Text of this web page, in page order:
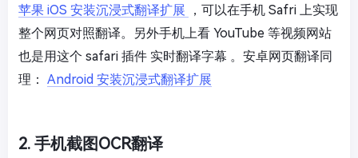
苹果 iOS 安装沉浸式翻译扩展
，可以在手机 Safri 上实现
整个网页对照翻译。另外手机上看 YouTube 等视频网站
也是用这个 safari 插件 实时翻译字幕 。安卓网页翻译同
理： Android 安装沉浸式翻译扩展
2. 手机截图OCR翻译